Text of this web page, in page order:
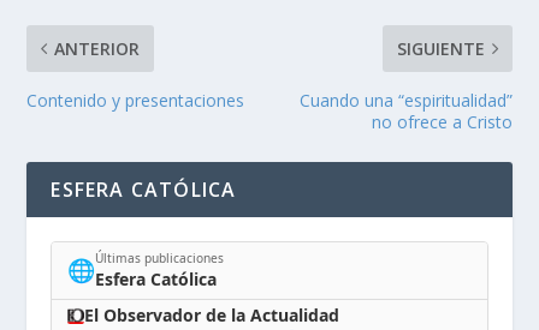
ANTERIOR
Contenido y presentaciones
SIGUIENTE
Cuando una “espiritualidad”
no ofrece a Cristo
ESFERA CATÓLICA
🌐Últimas publicaciones
Esfera Católica
El Observador de la Actualidad